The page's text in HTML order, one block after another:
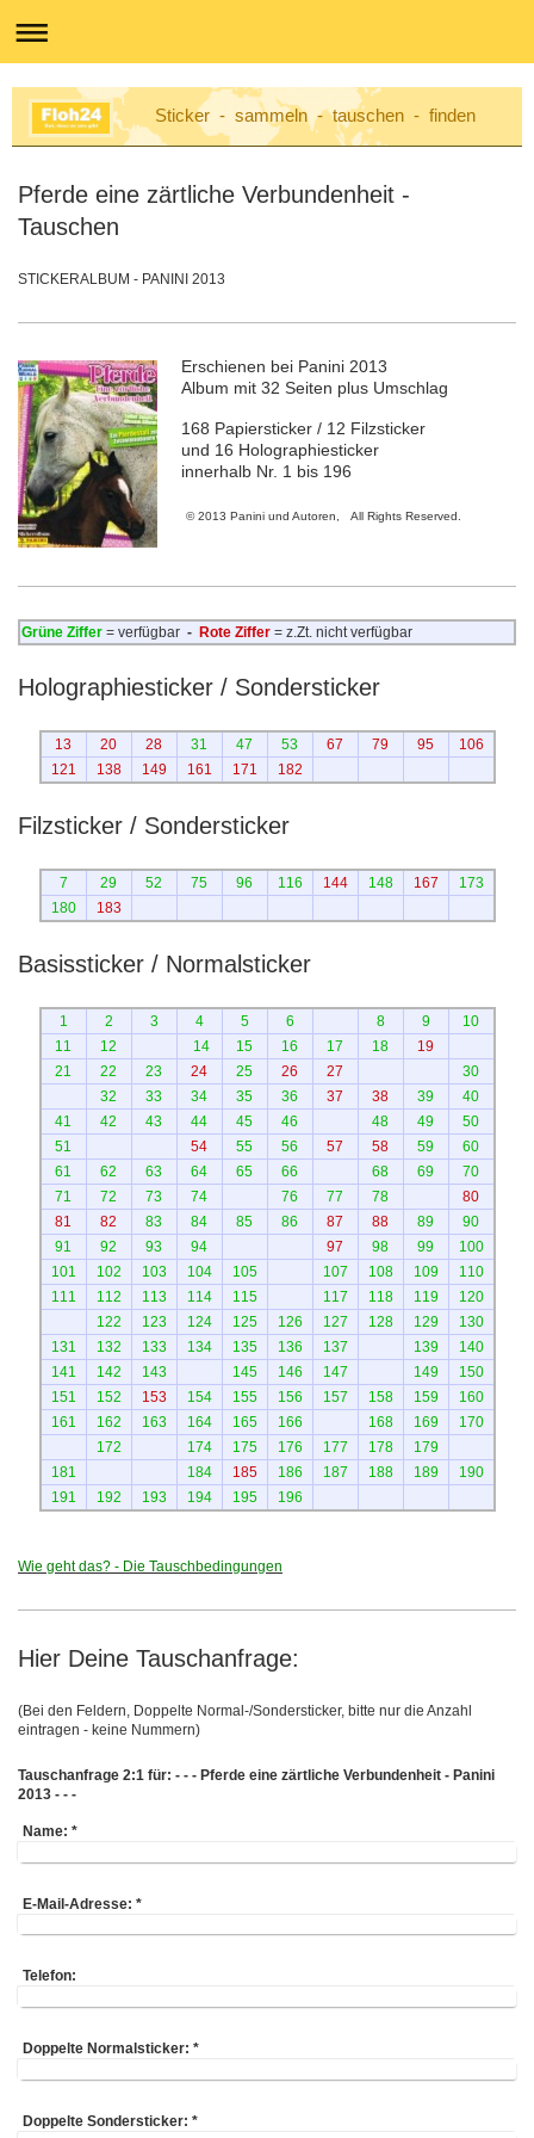
Sticker - sammeln - tauschen - finden
Pferde eine zärtliche Verbundenheit -
Tauschen
STICKERALBUM - PANINI 2013
Erschienen bei Panini 2013
Album mit 32 Seiten plus Umschlag
168 Papiersticker / 12 Filzsticker
und 16 Holographiesticker
innerhalb Nr. 1 bis 196
©2013 Panini und Autoren, All Rights Reserved.
Grüne Ziffer = verfügbar - Rote Ziffer = z.Zt. nicht verfügbar
Holographiesticker / Sondersticker
13 20 28 31 47 53 67 79 95
106
121
138 149 161 171 182
Filzsticker / Sondersticker
7 29 52 75 96 116 144 148 167
173
180
183
Basissticker / Normalsticker
1 2 3 4 5 6 8 9
10
11
12 14 15 16 17 18
19
21
22 23 24 25 26 27
30
32
33 34 35 36 37 38 39
40
41
42 43 44 45 46 48 49
50
51
54 55 56 57 58 59
60
61
62 63 64 65 66 68 69
70
71
72 73 74 76 77 78
80
81
82 83 84 85 86 87 88 89
90
91
92 93 94 97 98 99
100
101
102 103 104 105 107 108 109
110
111
112 113 114 115 117 118 119
120
122
123 124 125 126 127 128 129
130
131
132 133 134 135 136 137 139
140
141
142 143 145 146 147 149
150
151
152 153 154 155 156 157 158 159
160
161
162 163 164 165 166 168 169
170
172
174 175 176 177 178
179
181
184 185 186 187 188 189
190
191
192 193 194 195 196
Wie geht das? - Die Tauschbedingungen
Hier Deine Tauschanfrage:
(Bei den Feldern, Doppelte Normal-/Sondersticker, bitte nur die Anzahl
eintragen - keine Nummern)
Tauschanfrage 2:1 für: - - - Pferde eine zärtliche Verbundenheit - Panini
2013 - - -
Name: *
E-Mail-Adresse: *
Telefon:
Doppelte Normalsticker: *
Doppelte Sondersticker: *